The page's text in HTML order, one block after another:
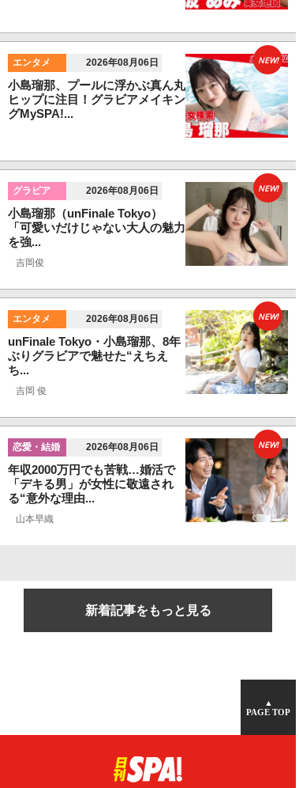
エンタメ 2026年08月06日
小島瑠那、プールに浮かぶ真ん丸
ヒップに注目！グラビアメイキン
グMySPA!...
NEW!
グラビア 2026年08月06日
小島瑠那（unFinale Tokyo）
「可愛いだけじゃない大人の魅力
を強...
吉岡俊
NEW!
エンタメ 2026年08月06日
unFinale Tokyo・小島瑠那、8年
ぶりグラビアで魅せた“えちえ
ち...
吉岡 俊
NEW!
恋愛・結婚 2026年08月06日
年収2000万円でも苦戦…婚活で
「デキる男」が女性に敬遠され
る“意外な理由...
山本早織
NEW!
新着記事をもっと見る
▲
PAGE TOP